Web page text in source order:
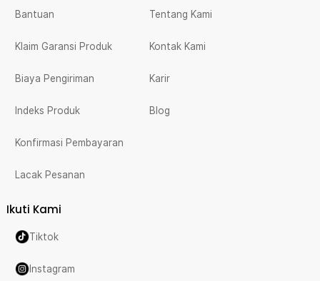
Bantuan
Klaim Garansi Produk
Biaya Pengiriman
Indeks Produk
Konfirmasi Pembayaran
Lacak Pesanan
Tentang Kami
Kontak Kami
Karir
Blog
Ikuti Kami
Tiktok
Instagram